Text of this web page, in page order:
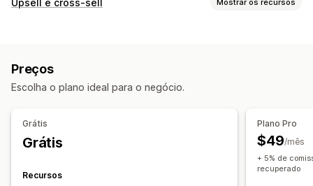
Opções de exibição
Códigos de desconto personalizados
Upsell e cross-sell Mostrar os recursos
Ofertas e recomendações
Análises
Preços
Escolha o plano ideal para o negócio.
Grátis
Grátis
Recursos
Plano Pro
$49/mês
+ 5% de
recuperado